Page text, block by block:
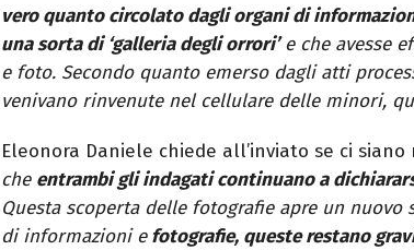
vero quanto circolato dagli organi di
una sorta di ‘galleria degli orrori’e che avesse
e foto. Secondo quanto emerso dagli atti
venivano rinvenute nel cellulare delle minori,
Eleonora Daniele chiede all’inviato se ci
che entrambi gli indagati continuano a
Questa scoperta delle fotografie apre un nuovo
di informazioni efotografie, queste restano